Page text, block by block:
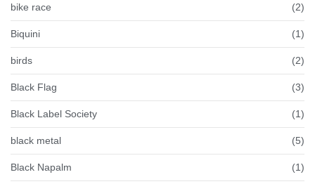
bike race (2)
Biquini (1)
birds (2)
Black Flag (3)
Black Label Society (1)
black metal (5)
Black Napalm (1)